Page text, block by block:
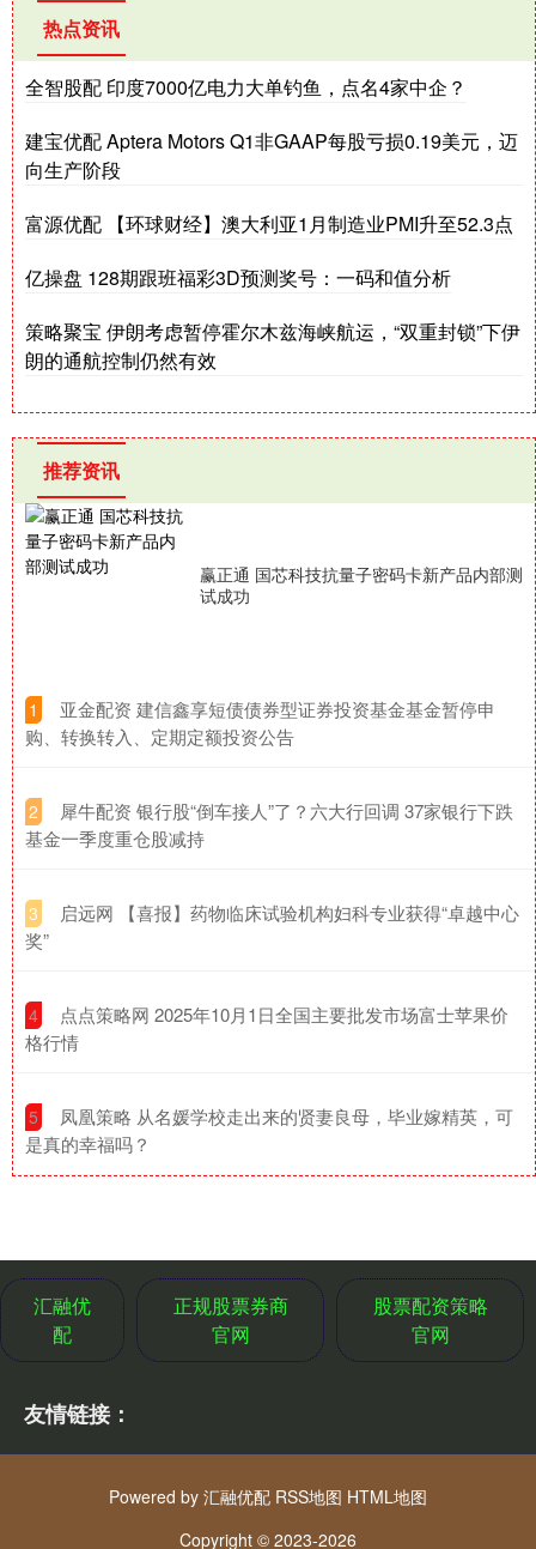
热点资讯
全智股配 印度7000亿电力大单钓鱼，点名4家中企？
建宝优配 Aptera Motors Q1非GAAP每股亏损0.19美元，迈
向生产阶段
富源优配 【环球财经】澳大利亚1月制造业PMI升至52.3点
亿操盘 128期跟班福彩3D预测奖号：一码和值分析
策略聚宝 伊朗考虑暂停霍尔木兹海峡航运，“双重封锁”下伊
朗的通航控制仍然有效
推荐资讯
赢正通 国芯科技抗量子密码卡新产品内部测
试成功
1
​亚金配资 建信鑫享短债债券型证券投资基金基金暂停申
购、转换转入、定期定额投资公告
2
​犀牛配资 银行股“倒车接人”了？六大行回调 37家银行下跌
基金一季度重仓股减持
3
​启远网 【喜报】药物临床试验机构妇科专业获得“卓越中心
奖”
4
​点点策略网 2025年10月1日全国主要批发市场富士苹果价
格行情
5
​凤凰策略 从名媛学校走出来的贤妻良母，毕业嫁精英，可
是真的幸福吗？
汇融优
配
正规股票券商
官网
股票配资策略
官网
友情链接：
Powered by 汇融优配 RSS地图 HTML地图
Copyright © 2023-2026